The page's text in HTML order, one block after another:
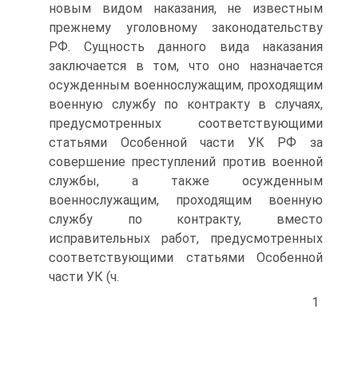
новым видом наказания, не известным
прежнему уголовному законодательству
РФ. Сущность данного вида наказания
заключается в том, что оно назначается
осужденным военнослужащим, проходящим
военную службу по контракту в случаях,
предусмотренных соответствующими
статьями Особенной части УК РФ за
совершение преступлений против военной
службы, а также осужденным
военнослужащим, проходящим военную
службу по контракту, вместо
исправительных работ, предусмотренных
соответствующими статьями Особенной
части УК (ч.
1